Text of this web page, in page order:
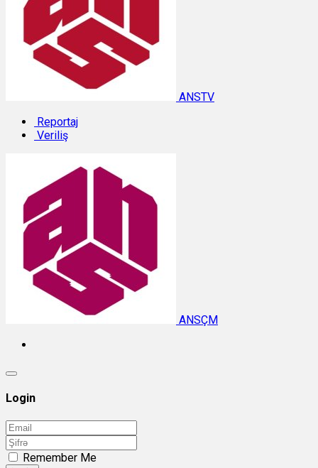
ANSTV
Reportaj
Veriliş
ANSÇM
Login
Remember Me